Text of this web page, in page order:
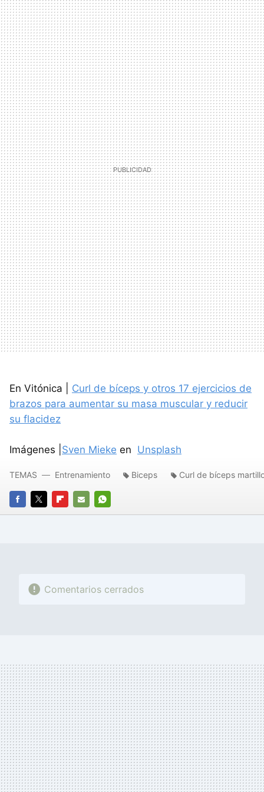
En Vitónica | Curl de bíceps y otros 17 ejercicios de
brazos para aumentar su masa muscular y reducir
su flacidez
Imágenes | Sven Mieke en Unsplash
FACEBOOK
TWITTERFLIPBOARD
E-
WHATSAPP
TEMAS Entrenamiento Biceps Curl de bíceps
Comentarios cerrados